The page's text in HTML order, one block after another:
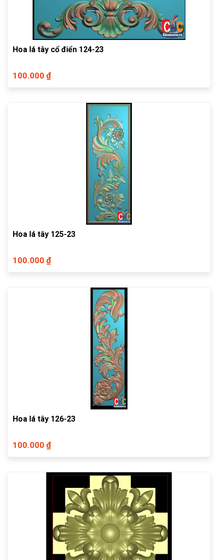
Hoa lá tây cổ điển 124-23
100.000 ₫
Hoa lá tây 125-23
100.000 ₫
Hoa lá tây 126-23
100.000 ₫